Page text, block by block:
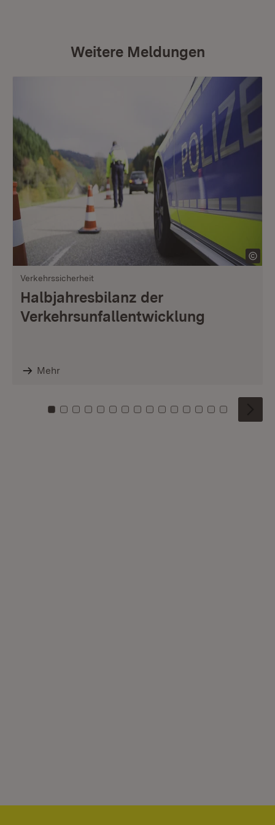
Weitere Meldungen
Verkehrssicherheit
Halbjahresbilanz der
Verkehrsunfallentwicklung
Mehr
Zu Kachel: 0
Zu Kachel: 1
Zu Kachel: 2
Zu Kachel: 3
Zu Kachel: 4
Zu Kachel: 5
Zu Kachel: 6
Zu Kachel: 7
Zu Kachel: 8
Zu Kachel: 9
Zu Kachel: 10
Zu Kachel: 11
Zu Kachel: 12
Zu Kachel:
Zu